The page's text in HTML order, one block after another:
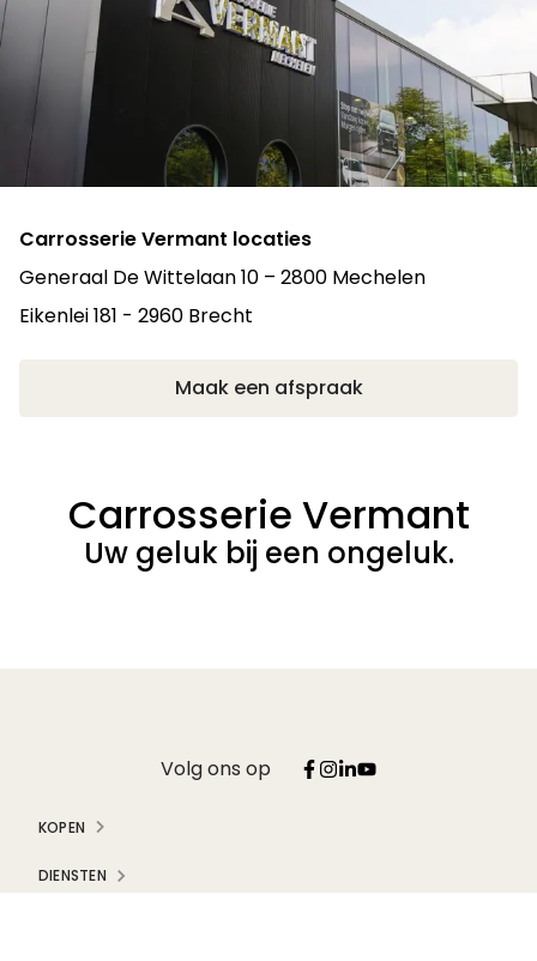
Carrosserie Vermant locaties
Generaal De Wittelaan 10 – 2800 Mechelen
Eikenlei 181 - 2960 Brecht
Maak een afspraak
Carrosserie Vermant
Uw geluk bij een ongeluk.
Volg ons op
KOPEN
DIENSTEN